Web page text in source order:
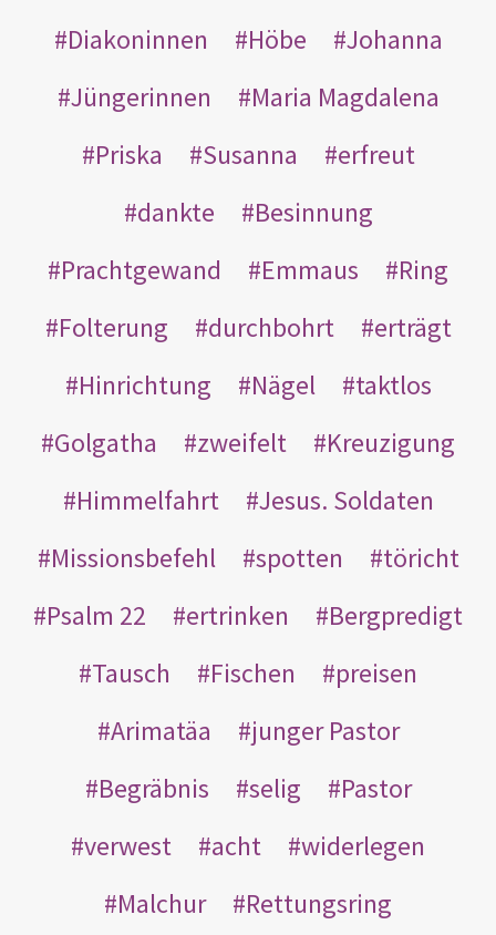
Diakoninnen
Höbe
Johanna
Jüngerinnen
Maria Magdalena
Priska
Susanna
erfreut
dankte
Besinnung
Prachtgewand
Emmaus
Ring
Folterung
durchbohrt
erträgt
Hinrichtung
Nägel
taktlos
Golgatha
zweifelt
Kreuzigung
Himmelfahrt
Jesus. Soldaten
Missionsbefehl
spotten
töricht
Psalm 22
ertrinken
Bergpredigt
Tausch
Fischen
preisen
Arimatäa
junger Pastor
Begräbnis
selig
Pastor
verwest
acht
widerlegen
Malchur
Rettungsring